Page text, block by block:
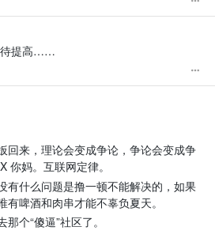
待提高……
回来，理论会变成争论，争论会变成争
你妈。互联网定律。
有什么问题是撸一顿不能解决的，如果
有啤酒和肉串才能不辜负夏天。
个“傻逼”社区了。